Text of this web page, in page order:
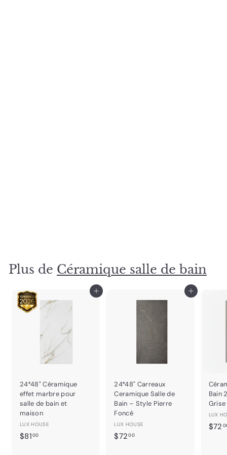
0
Plus de Céramique salle de bain
Ajouter au panier
24*48" Céramique
effet marbre pour
salle de bain et
maison
LUX HOUSE
$8100$
Ajouter au panier
24*48" Carreaux
Ceramique Salle de
Bain – Style Pierre
Foncé
LUX HOUSE
$7200$
Bain
LUX
$72